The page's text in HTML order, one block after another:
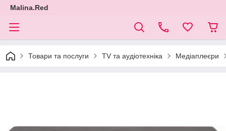
Malina.Red
Товари та послуги TV та аудіотехніка Медіаплеєри